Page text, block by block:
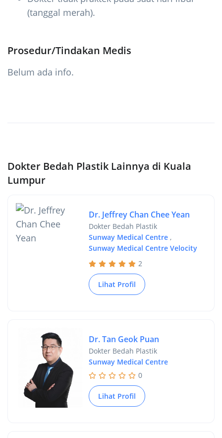
(tanggal merah).
Prosedur/Tindakan Medis
Belum ada info.
Dokter Bedah Plastik Lainnya di Kuala
Lumpur
Dr. Jeffrey Chan Chee Yean
Dokter Bedah Plastik
Sunway Medical Centre,
Sunway Medical Centre Velocity
2
Lihat Profil
Dr. Tan Geok Puan
Dokter Bedah Plastik
Sunway Medical Centre
0
Lihat Profil